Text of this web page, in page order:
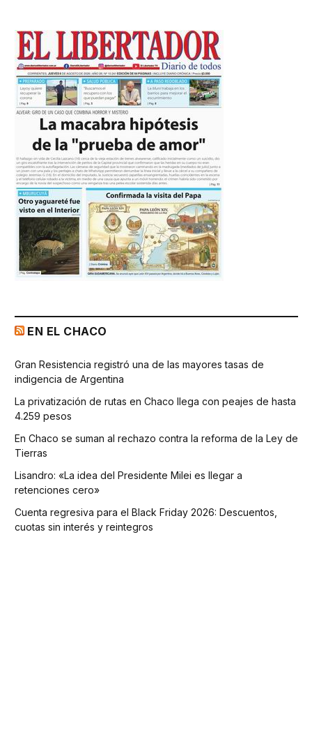
EN EL CHACO
Gran Resistencia registró una de las mayores tasas de
indigencia de Argentina
La privatización de rutas en Chaco llega con peajes de hasta
4.259 pesos
En Chaco se suman al rechazo contra la reforma de la Ley de
Tierras
Lisandro: «La idea del Presidente Milei es llegar a
retenciones cero»
Cuenta regresiva para el Black Friday 2026: Descuentos,
cuotas sin interés y reintegros